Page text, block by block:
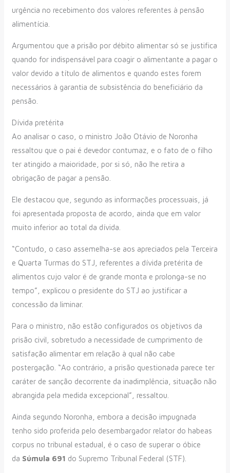
urgência no recebimento dos valores referentes à pensão
alimentícia.
Argumentou que a prisão por débito alimentar só se justifica
quando for indispensável para coagir o alimentante a pagar o
valor devido a título de alimentos e quando estes forem
necessários à garantia de subsistência do beneficiário da
pensão.
Dívida pre​​térita
Ao analisar o caso, o ministro João Otávio de Noronha
ressaltou que o pai é devedor contumaz, e o fato de o filho
ter atingido a maioridade, por si só, não lhe retira a
obrigação de pagar a pensão.
Ele destacou que, segundo as informações processuais, já
foi apresentada proposta de acordo, ainda que em valor
muito inferior ao total da dívida.
“Contudo, o caso assemelha-se aos apreciados pela Terceira
e Quarta Turmas do STJ, referentes a dívida pretérita de
alimentos cujo valor é de grande monta e prolonga-se no
tempo”, explicou o presidente do STJ ao justificar a
concessão da liminar.
Para o ministro, não estão configurados os objetivos da
prisão civil, sobretudo a necessidade de cumprimento de
satisfação alimentar em relação à qual não cabe
postergação. “Ao contrário, a prisão questionada parece ter
caráter de sanção decorrente da inadimplência, situação não
abrangida pela medida excepcional”, ressaltou.
Ainda segundo Noronha, embora a decisão impugnada
tenho sido proferida pelo desembargador relator do habeas
corpus no tribunal estadual, é o caso de superar o óbice
da Súmula 691 do Supremo Tribunal Federal (STF).